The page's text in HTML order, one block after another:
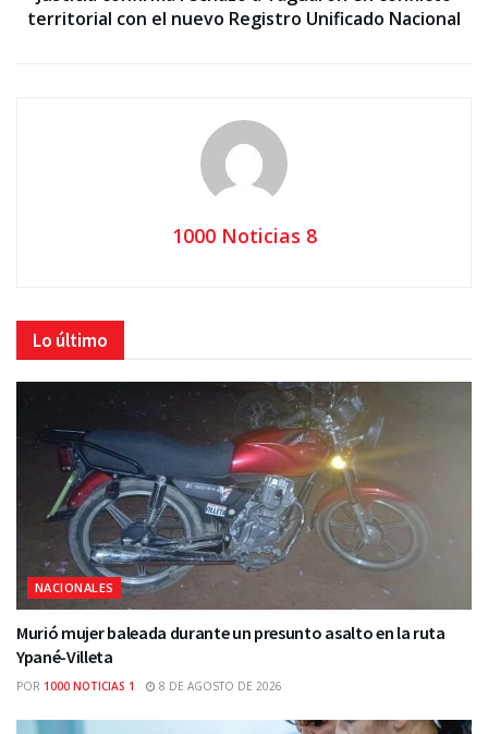
territorial con el nuevo Registro Unificado Nacional
1000 Noticias 8
Lo último
NACIONALES
Murió mujer baleada durante un presunto asalto en la ruta
Ypané-Villeta
POR 1000 NOTICIAS 1 8 DE AGOSTO DE 2026